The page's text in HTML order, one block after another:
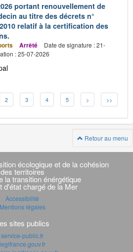
portant renouvellement de
au titre des décrets n°
relatif à la certification des
Arrêté
Date de signature : 21-
: 25-07-2026
2 3 4 5 > >>
Retour au menu
écologique et de la cohésion
des territoires
la transition énérgétique
d'état chargé de la Mer
Accessibilité
Mentions légales
sites publics
service-public.fr
legifrance.gouv.fr